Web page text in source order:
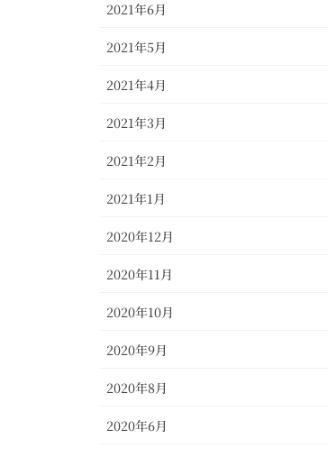
2021年6月
2021年5月
2021年4月
2021年3月
2021年2月
2021年1月
2020年12月
2020年11月
2020年10月
2020年9月
2020年8月
2020年6月